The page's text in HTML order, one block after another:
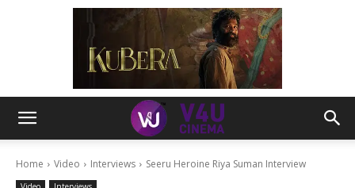
Home Video Interviews Seeru Heroine Riya Suman Interview